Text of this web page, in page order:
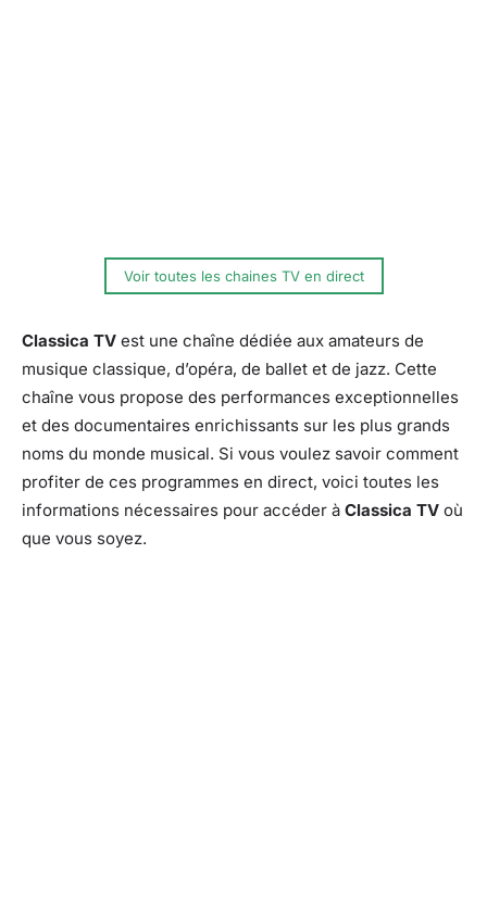
Voir toutes les chaines TV en direct
Classica TV est une chaîne dédiée aux amateurs de
musique classique, d’opéra, de ballet et de jazz. Cette
chaîne vous propose des performances exceptionnelles
et des documentaires enrichissants sur les plus grands
noms du monde musical. Si vous voulez savoir comment
profiter de ces programmes en direct, voici toutes les
informations nécessaires pour accéder à Classica TV où
que vous soyez.